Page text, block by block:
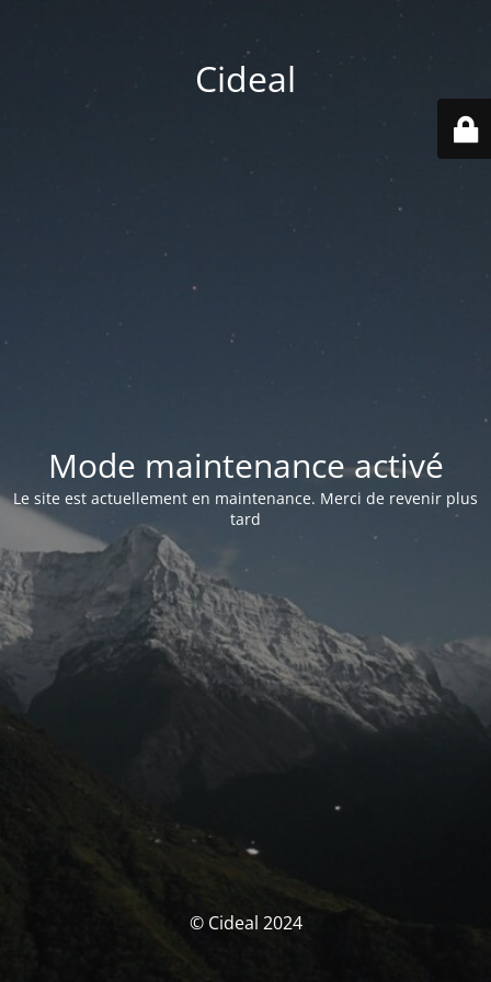
Cideal
Mode maintenance activé
Le site est actuellement en maintenance. Merci de revenir plus
tard
© Cideal 2024